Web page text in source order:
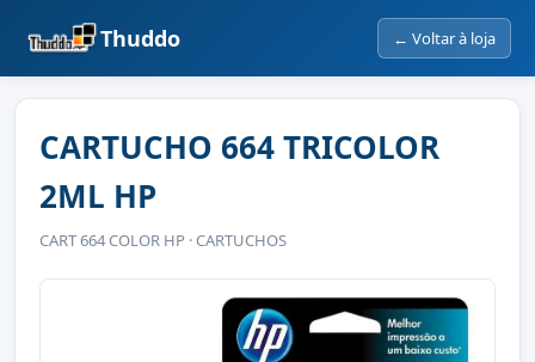
Thuddo ← Voltar à loja
CARTUCHO 664 TRICOLOR
2ML HP
CART 664 COLOR HP · CARTUCHOS